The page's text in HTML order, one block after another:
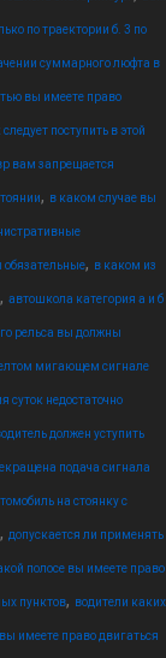
по траектории б. 3 по
суммарного люфта в
вы имеете право
следует поступить в этой
вам запрещается
, в каком случае вы
обязательные, в каком из
, автошкола категория а и б
рельса вы должны
мигающем сигнале
суток недостаточно
должен уступить
подача сигнала
на стоянку с
, допускается ли применять
полосе вы имеете право
пунктов, водители каких
имеете право двигаться